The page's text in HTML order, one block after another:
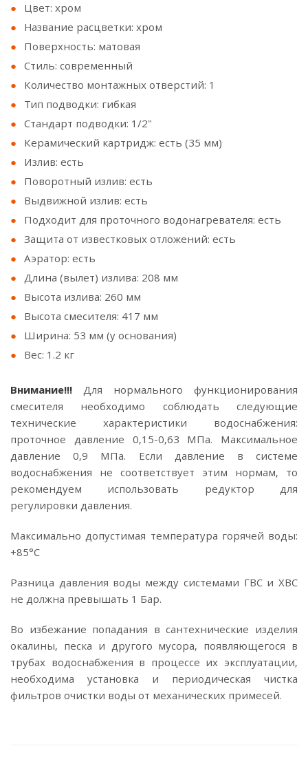
Цвет: хром
Название расцветки: хром
Поверхность: матовая
Стиль: современный
Количество монтажных отверстий: 1
Тип подводки: гибкая
Стандарт подводки: 1/2"
Керамический картридж: есть (35 мм)
Излив: есть
Поворотный излив: есть
Выдвижной излив: есть
Подходит для проточного водонагревателя: есть
Защита от известковых отложений: есть
Аэратор: есть
Длина (вылет) излива: 208 мм
Высота излива: 260 мм
Высота смесителя: 417 мм
Ширина: 53 мм (у основания)
Вес: 1.2 кг
Внимание!!! Для нормального функционирования
смесителя необходимо соблюдать следующие
технические характеристики водоснабжения:
проточное давление 0,15-0,63 МПа. Максимальное
давление 0,9 МПа. Если давление в системе
водоснабжения не соответствует этим нормам, то
рекомендуем использовать редуктор для
регулировки давления.
Максимально допустимая температура горячей воды:
+85°C
Разница давления воды между системами ГВС и ХВС
не должна превышать 1 Бар.
Во избежание попадания в сантехнические изделия
окалины, песка и другого мусора, появляющегося в
трубах водоснабжения в процессе их эксплуатации,
необходима установка и периодическая чистка
фильтров очистки воды от механических примесей.